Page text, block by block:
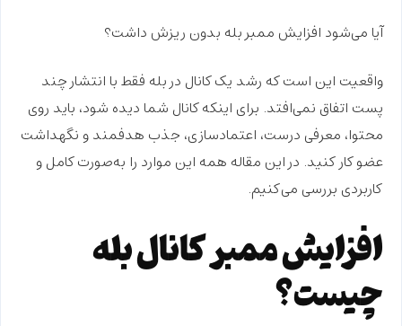
آیا می‌شود افزایش ممبر بله بدون ریزش داشت؟
واقعیت این است که رشد یک کانال در بله فقط با انتشار چند
پست اتفاق نمی‌افتد. برای اینکه کانال شما دیده شود، باید روی
محتوا، معرفی درست، اعتمادسازی، جذب هدفمند و نگهداشت
عضوکار کنید. در این مقاله همه این موارد را به‌صورت کامل و
کاربردی بررسی می‌کنیم.
افزایش ممبر کانال بله
چیست؟